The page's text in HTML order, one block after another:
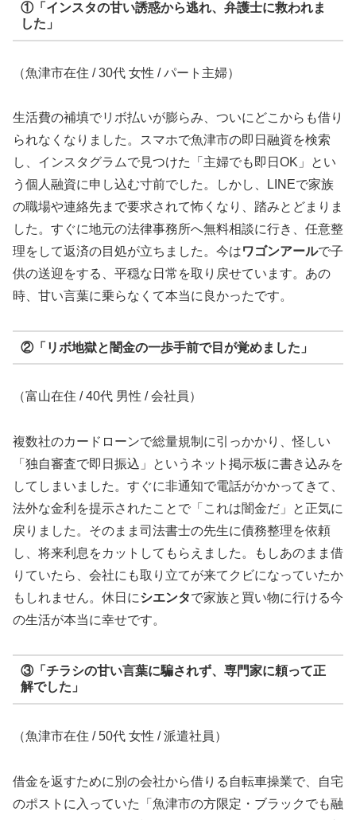
①「インスタの甘い誘惑から逃れ、弁護士に救われま
した」
（魚津市在住 / 30代 女性 / パート主婦）
生活費の補填でリボ払いが膨らみ、ついにどこからも借り
られなくなりました。スマホで魚津市の即日融資を検索
し、インスタグラムで見つけた「主婦でも即日OK」とい
う個人融資に申し込む寸前でした。しかし、LINEで家族
の職場や連絡先まで要求されて怖くなり、踏みとどまりま
した。すぐに地元の法律事務所へ無料相談に行き、任意整
理をして返済の目処が立ちました。今はワゴンアールで子
供の送迎をする、平穏な日常を取り戻せています。あの
時、甘い言葉に乗らなくて本当に良かったです。
②「リボ地獄と闇金の一歩手前で目が覚めました」
（富山在住 / 40代 男性 / 会社員）
複数社のカードローンで総量規制に引っかかり、怪しい
「独自審査で即日振込」というネット掲示板に書き込みを
してしまいました。すぐに非通知で電話がかかってきて、
法外な金利を提示されたことで「これは闇金だ」と正気に
戻りました。そのまま司法書士の先生に債務整理を依頼
し、将来利息をカットしてもらえました。もしあのまま借
りていたら、会社にも取り立てが来てクビになっていたか
もしれません。休日にシエンタで家族と買い物に行ける今
の生活が本当に幸せです。
③「チラシの甘い言葉に騙されず、専門家に頼って正
解でした」
（魚津市在住 / 50代 女性 / 派遣社員）
借金を返すために別の会社から借りる自転車操業で、自宅
のポストに入っていた「魚津市の方限定・ブラックでも融